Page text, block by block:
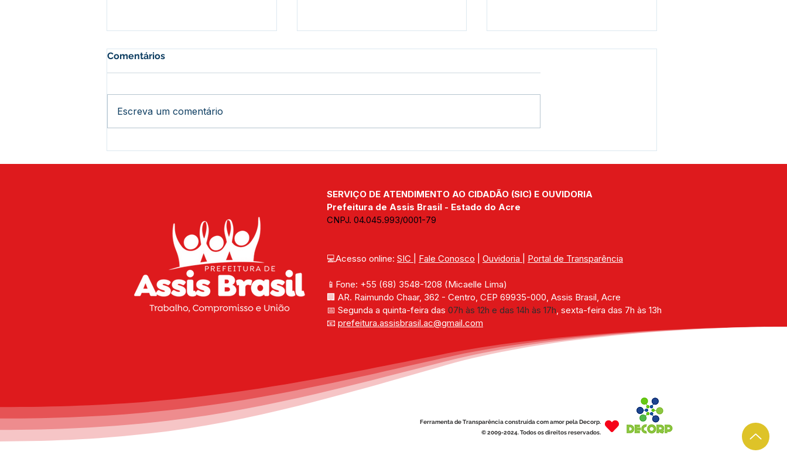
competição
formados no exterior em
Assis Brasil
Comentários
Escreva um comentário
SERVIÇO DE ATENDIMENTO AO CIDADÃO (SIC) E OUVIDORIA
Prefeitura de Assis Brasil - Estado do Acre
CNPJ. 04.045.993/0001-79
💻Acesso online: SIC Fale Conosco Ouvidoria Portal de Transparência
📱Fone: +55 (68) 3548-1208 (Micaelle Lima)
🏢 AR. Raimundo Chaar, 362 - Centro, CEP 69935-000, Assis Brasil, Acre
📅 Segunda a quinta-feira das 07h às 12h e das 14h às 17h, sexta-feira das 7h às 13h
📧 prefeitura.assisbrasil.ac@gmail.com
Ferramenta de Transparência construída com amor pela Decorp.
© 2009-2024. Todos os direitos reservados.